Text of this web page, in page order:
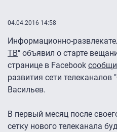
04.04.2016 14:58
Информационно-
ТВ" объявил о старте
странице в Facebook
развития сети телеканалов
Васильев.
В первый месяц после
сетку нового телеканала